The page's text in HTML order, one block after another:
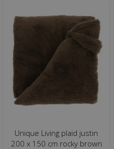
Unique Living plaid justin
200 x 150 cm rocky brown